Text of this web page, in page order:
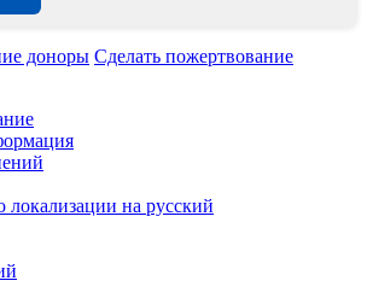
доноры Сделать пожертвование
на русский